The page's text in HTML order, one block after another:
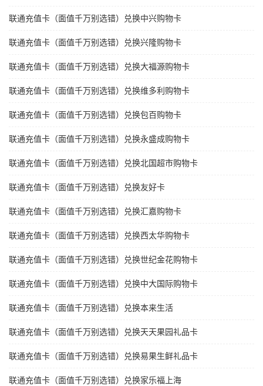
联通充值卡（面值千万别选错）兑换中兴购物卡
联通充值卡（面值千万别选错）兑换兴隆购物卡
联通充值卡（面值千万别选错）兑换大福源购物卡
联通充值卡（面值千万别选错）兑换维多利购物卡
联通充值卡（面值千万别选错）兑换包百购物卡
联通充值卡（面值千万别选错）兑换永盛成购物卡
联通充值卡（面值千万别选错）兑换北国超市购物卡
联通充值卡（面值千万别选错）兑换友好卡
联通充值卡（面值千万别选错）兑换汇嘉购物卡
联通充值卡（面值千万别选错）兑换西太华购物卡
联通充值卡（面值千万别选错）兑换世纪金花购物卡
联通充值卡（面值千万别选错）兑换中大国际购物卡
联通充值卡（面值千万别选错）兑换本来生活
联通充值卡（面值千万别选错）兑换天天果园礼品卡
联通充值卡（面值千万别选错）兑换易果生鲜礼品卡
联通充值卡（面值千万别选错）兑换家乐福上海